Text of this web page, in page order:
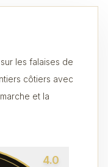
les falaises de
côtiers avec
et la
4.0